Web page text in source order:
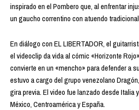
inspirado en el Pombero que, al enfrentar
un gaucho correntino con atuendo
En diálogo con EL LIBERTADOR, el
el videoclip da vida al cómic «Horizonte
convierte en un «mencho» para defender a
estuvo a cargo del grupo venezolano
gira previa. El video fue lanzado desde Italia
México, Centroamérica y España.